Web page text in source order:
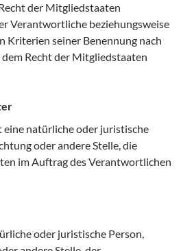
der Mitgliedstaaten
Verantwortliche beziehungsweise
Kriterien seiner Benennung nach
Recht der Mitgliedstaaten
natürliche oder juristische
oder andere Stelle, die
im Auftrag des Verantwortlichen
oder juristische Person,